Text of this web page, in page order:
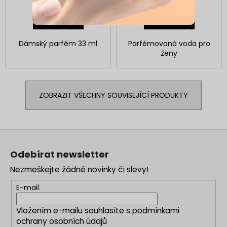
DO KOŠÍKU
Dámský parfém 33 ml
Parfémovaná voda pro
ženy
ZOBRAZIT VŠECHNY SOUVISEJÍCÍ PRODUKTY
Odebírat newsletter
Nezmeškejte žádné novinky či slevy!
E-mail
Vložením e-mailu souhlasíte s podmínkami
ochrany osobních údajů